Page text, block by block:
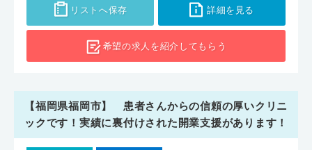
リストへ保存 詳細を見る
希望の求人を紹介してもらう
【福岡県福岡市】 患者さんからの信頼の厚いクリニ
ックです！実績に裏付けされた開業支援があります！